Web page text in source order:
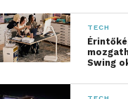
TECH
Swing